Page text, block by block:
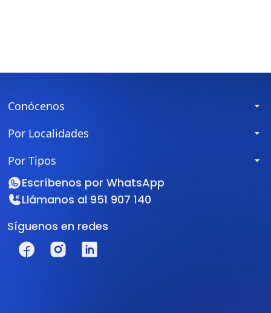
Conócenos
Por Localidades
Por Tipos
Escríbenos por WhatsApp
Llámanos al 951 907 140
Síguenos en redes